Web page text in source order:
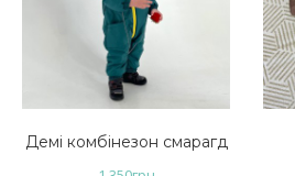
Демі комбінезон смарагд